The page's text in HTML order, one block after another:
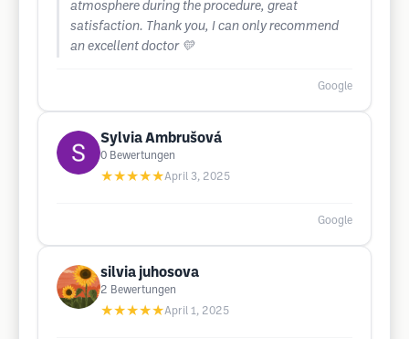
atmosphere during the procedure, great
satisfaction. Thank you, I can only recommend
an excellent doctor 💛
Google
Sylvia Ambrušová
0 Bewertungen
★★★★★April 3, 2025
Google
silvia juhosova
2 Bewertungen
★★★★★April 1, 2025